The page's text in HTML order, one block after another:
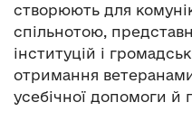
створюють для
спільнотою,
інституцій і
отримання
усебічної допомоги й